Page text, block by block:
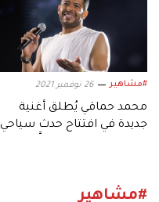
#مشاهير 26 نوفمبر 2021
محمد حماقي يُطلق أغنية
جديدة في افتتاح حدث سياحي
#مشاهير